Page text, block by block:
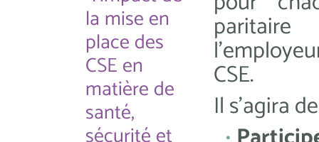
la mise en
place des
CSE en
matière de
santé,
CSE.
Il s'agira